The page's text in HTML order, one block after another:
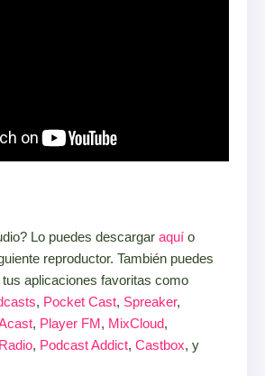
Lo puedes descargar aquí o
reproductor. También puedes
aplicaciones favoritas como
, Pocket Cast, Spreaker,
, Player FM, MixCloud,
, Podcast Addict, Castbox, y